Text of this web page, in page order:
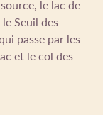
le lac de
Seuil des
passe par les
et le col des